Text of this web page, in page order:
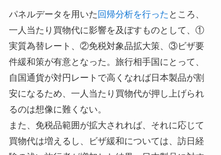
パネルデータを用いた 回帰分析を行った ところ、
一人当たり買物代に影響を及ぼすものとして、①
実質為替レート、②免税対象品拡大策、③ビザ要
件緩和策が有意となった。旅行相手国にとって、
自国通貨が対円レートで高くなれば日本製品が割
安になるため、一人当たり買物代が押し上げられ
るのは想像に難くない。
また、免税品範囲が拡大されれば、それに応じて
買物代は増えるし、ビザ緩和については、訪日経